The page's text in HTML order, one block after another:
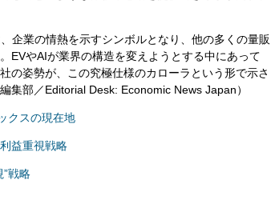
企業の情熱を示すシンボルとなり、他の多くの量販
EVやAIが業界の構造を変えようとする中にあって
の姿勢が、この究極仕様のカローラという形で示さ
集部／Editorial Desk: Economic News Japan）
クスの現在地
益重視戦略
戦略